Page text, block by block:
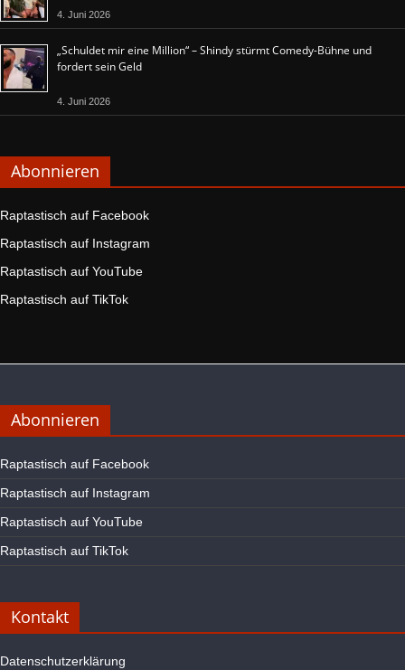
4. Juni 2026
„Schuldet mir eine Million“ – Shindy stürmt Comedy-Bühne und
fordert sein Geld
4. Juni 2026
Abonnieren
Raptastisch auf Facebook
Raptastisch auf Instagram
Raptastisch auf YouTube
Raptastisch auf TikTok
Abonnieren
Raptastisch auf Facebook
Raptastisch auf Instagram
Raptastisch auf YouTube
Raptastisch auf TikTok
Kontakt
Datenschutzerklärung